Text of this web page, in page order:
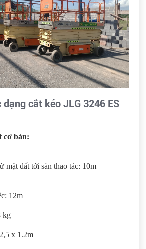
dạng cắt kéo JLG 3246 ES
cơ bản:
mặt đất tới sàn thao tác: 10m
12m
kg
x 1.2m